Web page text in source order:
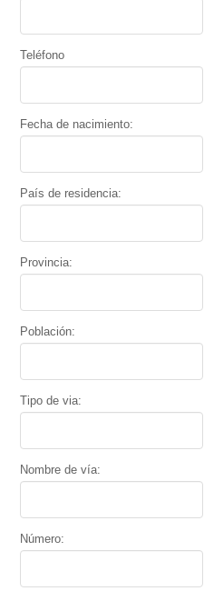
Teléfono
Fecha de nacimiento:
País de residencia:
Provincia:
Población:
Tipo de via:
Nombre de vía:
Número: